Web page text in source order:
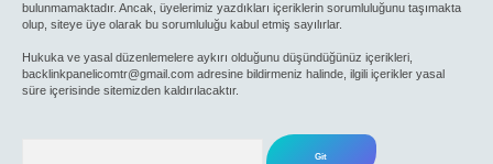
bulunmamaktadır. Ancak, üyelerimiz yazdıkları içeriklerin sorumluluğunu taşımakta
olup, siteye üye olarak bu sorumluluğu kabul etmiş sayılırlar.
Hukuka ve yasal düzenlemelere aykırı olduğunu düşündüğünüz içerikleri,
backlinkpanelicomtr@gmail.com adresine bildirmeniz halinde, ilgili içerikler yasal
süre içerisinde sitemizden kaldırılacaktır.